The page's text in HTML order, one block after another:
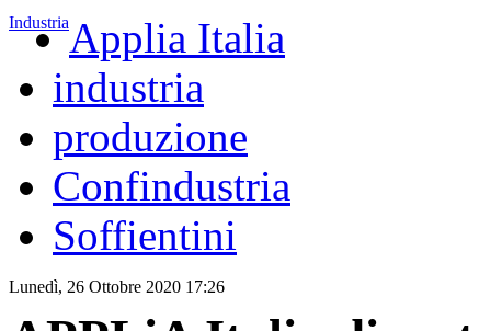
IndustriaApplia Italia
industria
produzione
Confindustria
Soffientini
Lunedì, 26 Ottobre 2020 17:26